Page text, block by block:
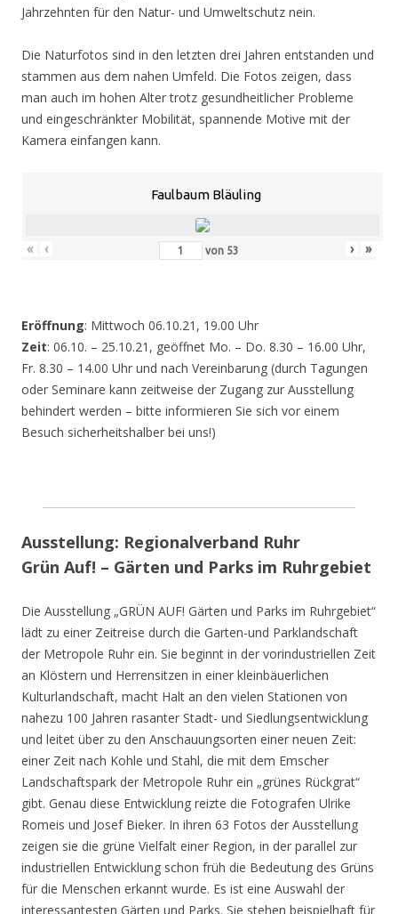
Jahrzehnten für den Natur- und Umweltschutz nein.
Die Naturfotos sind in den letzten drei Jahren entstanden und
stammen aus dem nahen Umfeld. Die Fotos zeigen, dass
man auch im hohen Alter trotz gesundheitlicher Probleme
und eingeschränkter Mobilität, spannende Motive mit der
Kamera einfangen kann.
Faulbaum Bläuling
« ‹ von 53 › »
Eröffnung: Mittwoch 06.10.21, 19.00 Uhr
Zeit: 06.10. – 25.10.21, geöffnet Mo. – Do. 8.30 – 16.00 Uhr,
Fr. 8.30 – 14.00 Uhr und nach Vereinbarung (durch Tagungen
oder Seminare kann zeitweise der Zugang zur Ausstellung
behindert werden – bitte informieren Sie sich vor einem
Besuch sicherheitshalber bei uns!)
Ausstellung: Regionalverband Ruhr
Grün Auf! – Gärten und Parks im Ruhrgebiet
Die Ausstellung „GRÜN AUF! Gärten und Parks im Ruhrgebiet“
lädt zu einer Zeitreise durch die Garten-und Parklandschaft
der Metropole Ruhr ein. Sie beginnt in der vorindustriellen Zeit
an Klöstern und Herrensitzen in einer kleinbäuerlichen
Kulturlandschaft, macht Halt an den vielen Stationen von
nahezu 100 Jahren rasanter Stadt- und Siedlungsentwicklung
und leitet über zu den Anschauungsorten einer neuen Zeit:
einer Zeit nach Kohle und Stahl, die mit dem Emscher
Landschaftspark der Metropole Ruhr ein „grünes Rückgrat“
gibt. Genau diese Entwicklung reizte die Fotografen Ulrike
Romeis und Josef Bieker. In ihren 63 Fotos der Ausstellung
zeigen sie die grüne Vielfalt einer Region, in der parallel zur
industriellen Entwicklung schon früh die Bedeutung des Grüns
für die Menschen erkannt wurde. Es ist eine Auswahl der
interessantesten Gärten und Parks. Sie stehen beispielhaft für